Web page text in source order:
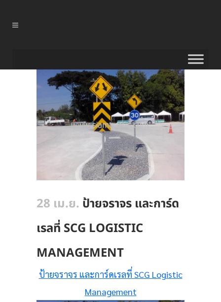
28 เม.ย. ป้ายจราจร และการ์ด
เรลที่ SCG LOGISTIC
MANAGEMENT
ป้ายจราจร และการ์ดเรลที่ SCG Logistic
Management